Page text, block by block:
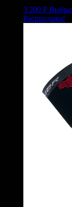
3 200 Р
Распродажа!